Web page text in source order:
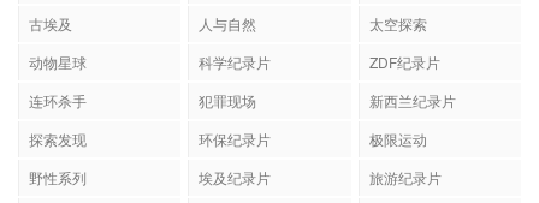
古埃及
人与自然
太空探索
动物星球
科学纪录片
ZDF纪录片
连环杀手
犯罪现场
新西兰纪录片
探索发现
环保纪录片
极限运动
野性系列
埃及纪录片
旅游纪录片